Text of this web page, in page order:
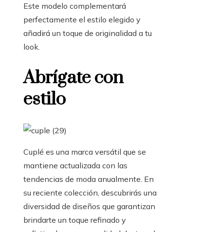
Este modelo complementará
perfectamente el estilo elegido y
añadirá un toque de originalidad a tu
look.
Abrígate con
estilo
Cuplé es una marca versátil que se
mantiene actualizada con las
tendencias de moda anualmente. En
su reciente colección, descubrirás una
diversidad de diseños que garantizan
brindarte un toque refinado y